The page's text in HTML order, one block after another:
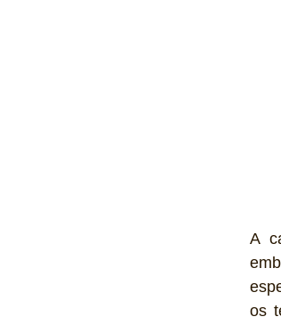
A
os